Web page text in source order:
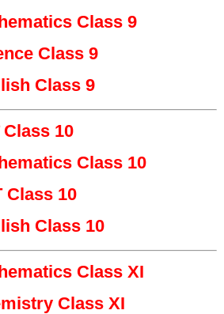
Class 9
Class 9
Class 9
Class 10
Class 10
Class 10
Class 10
Class XI
Class XI